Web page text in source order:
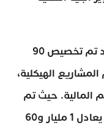
أما بالنسبة للمشاريع الاستثمارية، فقد تم تخصيص 90
لدعم المشاريع الهيكلية،
المالية. حيث تم
تخصيص حوالي 10.6 مليون درهم، ما يعادل 1 مليار و60